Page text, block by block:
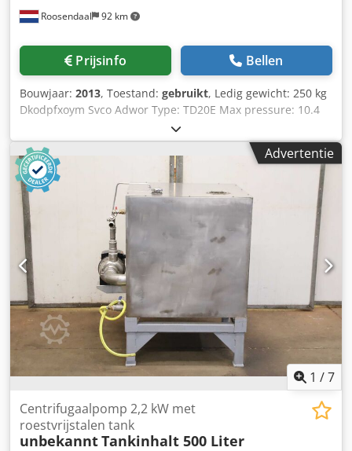
Roosendaal 92 km
Prijsinfo Bellen
Bouwjaar: 2013, Toestand: gebruikt, Ledig gewicht: 250 kg
Dkodpfxoym Svco Adwor Type: TD20E Max pressure: 10.4
Bar Flow: 480M3 P/H Suction dimension in cm: 20 cm
Discharge dimension in cm: 20 cm Used for: water Approx.
wweight in kg: 250kg werkuren: 386 since new Advertentie
1 /7
Centrifugaalpomp 2,2 kW met
roestvrijstalen tank
unbekanntTankinhalt 500 Liter